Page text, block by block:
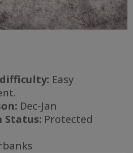
Easy
Dec-Jan
Status: Protected